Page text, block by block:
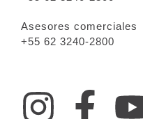
Asesores comerciales
+55 62 3240-2800